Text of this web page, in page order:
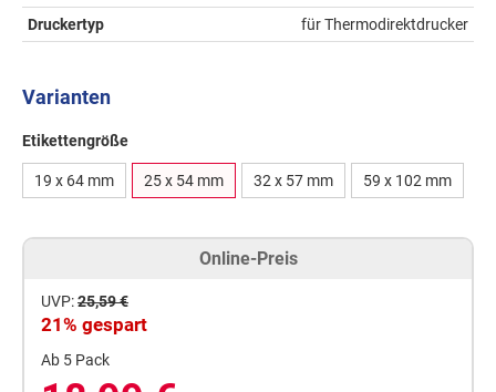
Druckertyp
für Thermodirektdrucker
Varianten
Etikettengröße
19 x 64 mm 25 x 54 mm 32 x 57 mm 59 x 102 mm
Online-Preis
UVP:25,59 €
21% gespart
Ab 5 Pack